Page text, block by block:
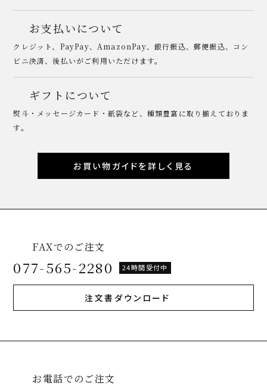
お支払いについて
クレジット、PayPay、AmazonPay、銀行振込、郵便振込、コン
ビニ決済、後払いがご利用いただけます。
ギフトについて
熨斗・メッセージカード・紙袋など、種類豊富に取り揃えておりま
す。
お買い物ガイドを詳しく見る
FAXでのご注文
077-565-2280 24時間受付中
注文書ダウンロード
お電話でのご注文